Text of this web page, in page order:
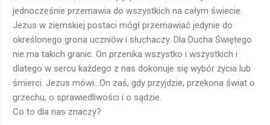
jednocześnie przemawia do wszystkich na całym świecie.
Jezus w ziemskiej postaci mógł przemawiać jedynie do
określonego grona uczniów i słuchaczy. Dla Ducha Świętego
nie ma takich granic. On przenika wszystko i wszystkich i
dlatego w sercu każdego z nas dokonuje się wybór życia lub
śmierci. Jezus mówi...On zaś, gdy przyjdzie, przekona świat o
grzechu, o sprawiedliwości i o sądzie.
Co to dla nas znaczy?